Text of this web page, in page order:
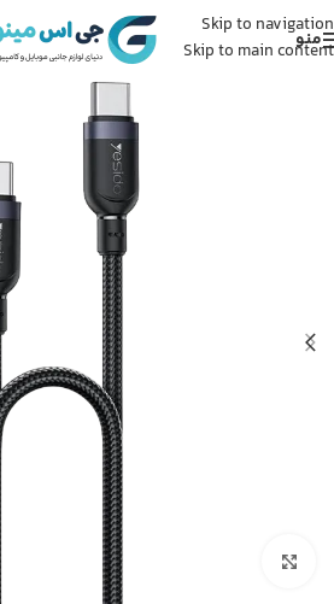
Skip to navigation
Skip to main content
منو
برای بزرگنمایی کلیک کنید